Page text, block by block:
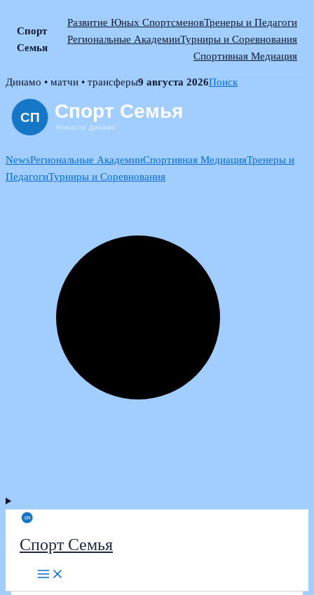
Спорт
Семья
Развитие Юных СпортсменовТренеры и Педагоги
Региональные АкадемииТурниры и Соревнования
Спортивная Медиация
Skip
content
Динамо • матчи • трансферы9 августа 2026Поиск
NewsРегиональные АкадемииСпортивная МедиацияТренеры и
ПедагогиТурниры и Соревнования
Спорт Семья